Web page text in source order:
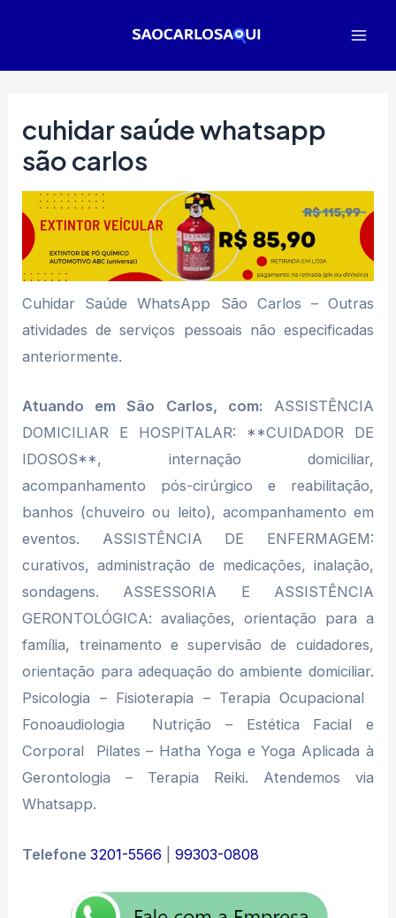
cuhidar saúde whatsapp
são carlos
Cuhidar Saúde WhatsApp São Carlos – Outras
atividades de serviços pessoais não especificadas
anteriormente.
Atuando em São Carlos, com: ASSISTÊNCIA
DOMICILIAR E HOSPITALAR: **CUIDADOR DE
IDOSOS**, internação domiciliar,
acompanhamento pós-cirúrgico e reabilitação,
banhos (chuveiro ou leito), acompanhamento em
eventos. ASSISTÊNCIA DE ENFERMAGEM:
curativos, administração de medicações, inalação,
sondagens. ASSESSORIA E ASSISTÊNCIA
GERONTOLÓGICA: avaliações, orientação para a
família, treinamento e supervisão de cuidadores,
orientação para adequação do ambiente domiciliar.
Psicologia – Fisioterapia – Terapia Ocupacional 
Fonoaudiologia  Nutrição – Estética Facial e
Corporal  Pilates – Hatha Yoga e Yoga Aplicada à
Gerontologia – Terapia Reiki. Atendemos via
Whatsapp.
Telefone3201-5566 |99303-0808